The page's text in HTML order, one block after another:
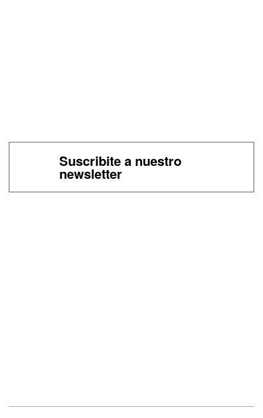
Suscribite a nuestro
newsletter